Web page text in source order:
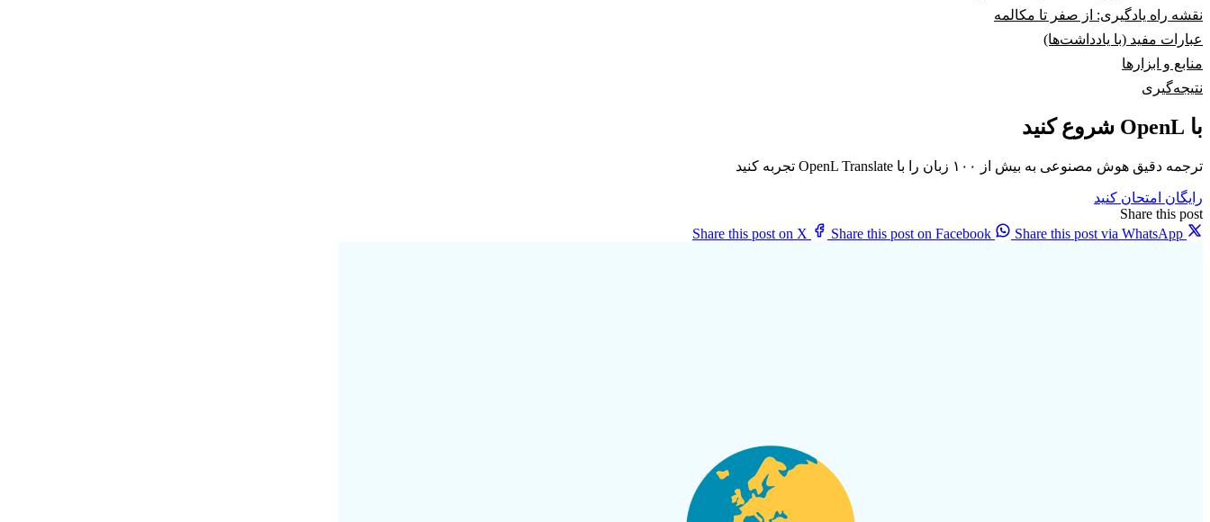
نقشه راه یادگیری: از صفر تا مکالمه
عبارات مفید (با یادداشت‌ها)
منابع و ابزارها
نتیجه‌گیری
با OpenL شروع کنید
ترجمه دقیق هوش مصنوعی به بیش از ۱۰۰ زبان را با OpenL Translate تجربه کنید
رایگان امتحان کنید
Share this post
Share this post on X
Share this post on Facebook Share this post via WhatsApp